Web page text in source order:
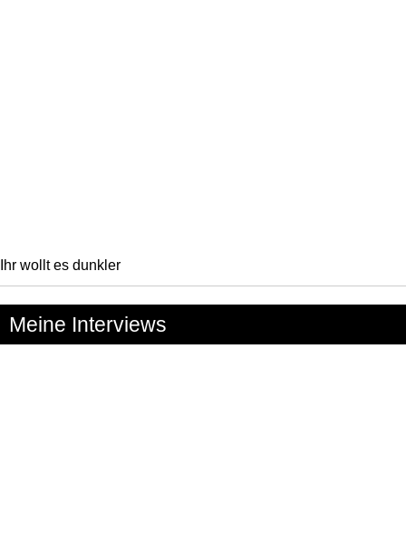
Ihr wollt es dunkler
Meine Interviews